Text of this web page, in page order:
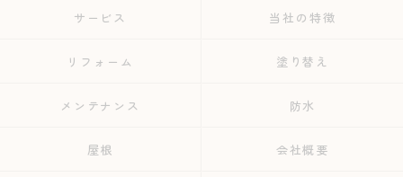
サービス 当社の特徴
リフォーム 塗り替え
メンテナンス 防水
屋根 会社概要